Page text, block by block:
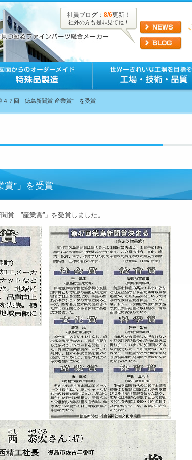
社員ブログ： 8/6更新！
社外の方も是非見てね！
４７回 徳島新聞賞“産業賞”」を受賞
”」を受賞
”産業賞”」を受賞しました。